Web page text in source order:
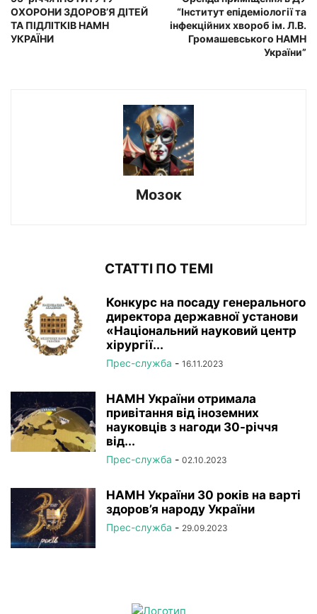
ОХОРОНИ ЗДОРОВ’Я ДІТЕЙ
ТА ПІДЛІТКІВ НАМН
УКРАЇНИ
“Інститут епідеміології та
інфекційних хвороб ім. Л.В.
Громашевського НАМН
України”
Мозок
СТАТТІ ПО ТЕМІ
Конкурс на посаду генерального
директора державної установи
«Національний науковий центр
хірургії...
Прес-служба - 16.11.2023
НАМН України отримала
привітання від іноземних
науковців з нагоди 30-річчя
від...
Прес-служба - 02.10.2023
НАМН України 30 років на варті
здоров’я народу України
Прес-служба - 29.09.2023